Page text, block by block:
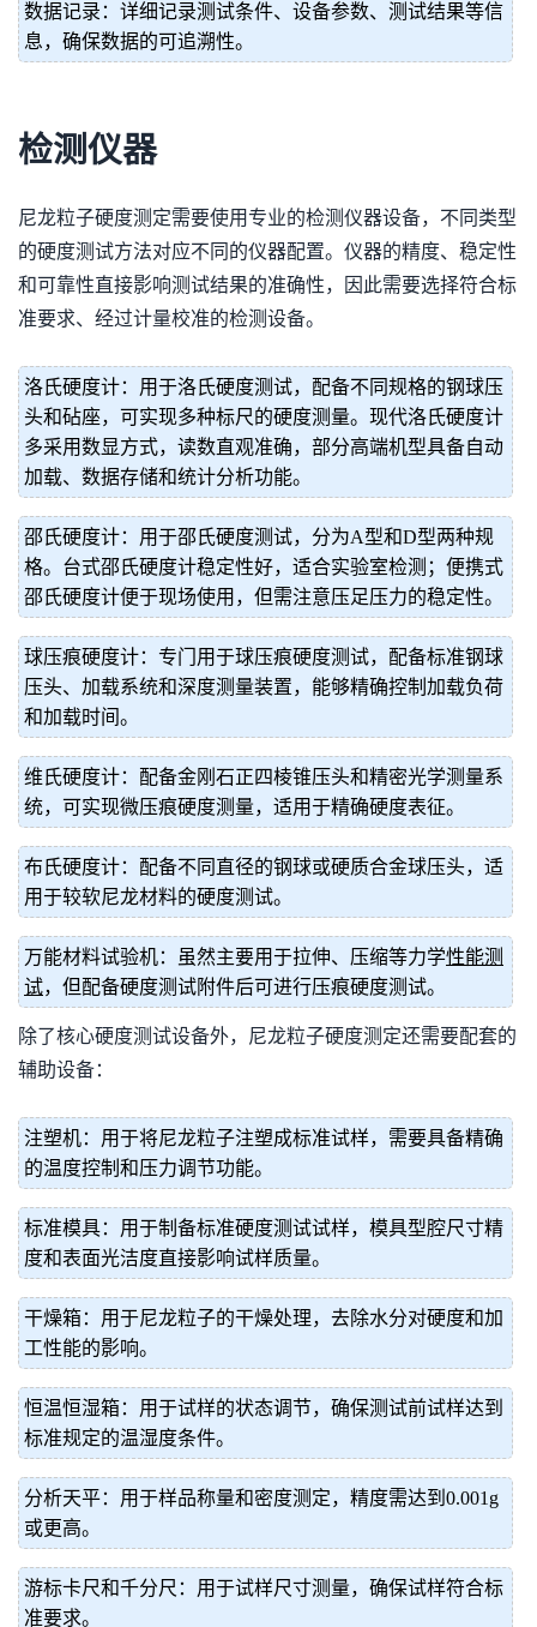
数据记录：详细记录测试条件、设备参数、测试结果等信
息，确保数据的可追溯性。
检测仪器
尼龙粒子硬度测定需要使用专业的检测仪器设备，不同类型
的硬度测试方法对应不同的仪器配置。仪器的精度、稳定性
和可靠性直接影响测试结果的准确性，因此需要选择符合标
准要求、经过计量校准的检测设备。
洛氏硬度计：用于洛氏硬度测试，配备不同规格的钢球压
头和砧座，可实现多种标尺的硬度测量。现代洛氏硬度计
多采用数显方式，读数直观准确，部分高端机型具备自动
加载、数据存储和统计分析功能。
邵氏硬度计：用于邵氏硬度测试，分为A型和D型两种规
格。台式邵氏硬度计稳定性好，适合实验室检测；便携式
邵氏硬度计便于现场使用，但需注意压足压力的稳定性。
球压痕硬度计：专门用于球压痕硬度测试，配备标准钢球
压头、加载系统和深度测量装置，能够精确控制加载负荷
和加载时间。
维氏硬度计：配备金刚石正四棱锥压头和精密光学测量系
统，可实现微压痕硬度测量，适用于精确硬度表征。
布氏硬度计：配备不同直径的钢球或硬质合金球压头，适
用于较软尼龙材料的硬度测试。
万能材料试验机：虽然主要用于拉伸、压缩等力学性能测
试，但配备硬度测试附件后可进行压痕硬度测试。
除了核心硬度测试设备外，尼龙粒子硬度测定还需要配套的
辅助设备：
注塑机：用于将尼龙粒子注塑成标准试样，需要具备精确
的温度控制和压力调节功能。
标准模具：用于制备标准硬度测试试样，模具型腔尺寸精
度和表面光洁度直接影响试样质量。
干燥箱：用于尼龙粒子的干燥处理，去除水分对硬度和加
工性能的影响。
恒温恒湿箱：用于试样的状态调节，确保测试前试样达到
标准规定的温湿度条件。
分析天平：用于样品称量和密度测定，精度需达到0.001g
或更高。
游标卡尺和千分尺：用于试样尺寸测量，确保试样符合标
准要求。